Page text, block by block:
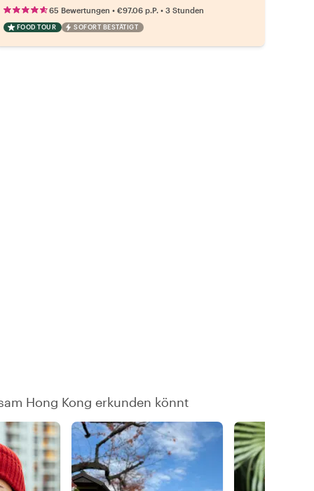
65 Bewertungen • €97.06 p.P. • 3 Stunden
FOOD TOUR SOFORT BESTÄTIGT
Hong Kong erkunden könnt